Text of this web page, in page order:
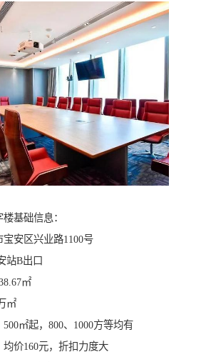
基础信息：
安区兴业路1100号
站B出口
㎡
㎡
㎡起，800、1000方等均有
价160元，折扣力度大